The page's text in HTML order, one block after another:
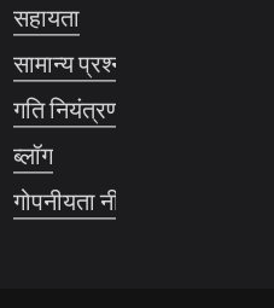
सहायता
सामान्य प्रश्नोत्तर
गति नियंत्रण प्रणाली
ब्लॉग
गोपनीयता नीति